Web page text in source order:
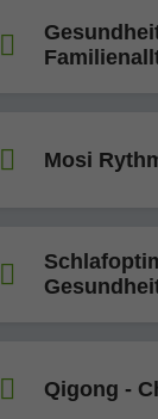
Mosi
Qigong -